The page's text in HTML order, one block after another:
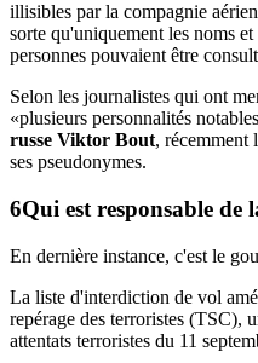
illisibles par la compagnie
sorte qu'uniquement les noms et
personnes pouvaient être
Selon les journalistes qui ont
«plusieurs personnalités
russe Viktor Bout, récemment
ses pseudonymes.
Qui est responsable de
En dernière instance, c'est le
La liste d'interdiction de vol
repérage des terroristes (TSC),
attentats terroristes du 11